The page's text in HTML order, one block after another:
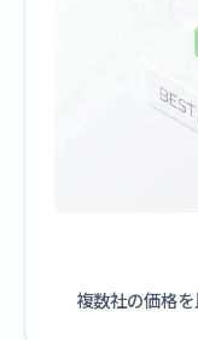
複数社の価格